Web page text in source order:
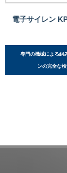
電子サイレン
専門の機械による組
ンの完全な